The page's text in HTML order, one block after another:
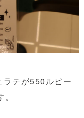
ラテが550ルピー